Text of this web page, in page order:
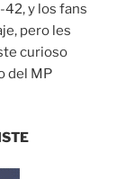
y los fans
pero les
curioso
del MP